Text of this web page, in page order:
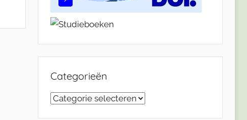
Categorieën
Categorieën